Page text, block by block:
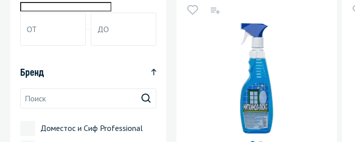
Средства для очистки бассейнов
Средства для очистки металлических
Средства для послестроительной уборки
Средства для удаления граффити и
пятноудалители
Средства для очистки ковров и мягкой мебели
Бренд
Доместос и Сиф Professional